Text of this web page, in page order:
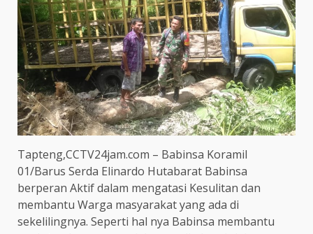
Tapteng,CCTV24jam.com – Babinsa Koramil
01/Barus Serda Elinardo Hutabarat Babinsa
berperan Aktif dalam mengatasi Kesulitan dan
membantu Warga masyarakat yang ada di
sekelilingnya. Seperti hal nya Babinsa membantu